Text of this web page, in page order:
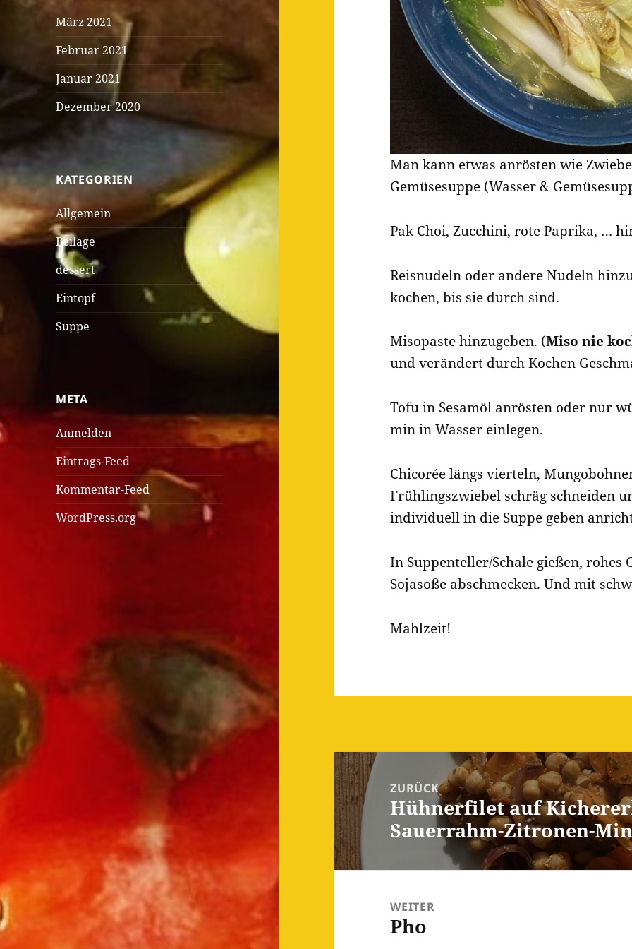
März 2021
Februar 2021
Januar 2021
Dezember 2020
KATEGORIEN
Allgemein
Beilage
dessert
Eintopf
Suppe
META
Anmelden
Eintrags-Feed
Kommentar-Feed
WordPress.org
Man kann etwas anrösten wie
Gemüsesuppe (Wasser &
Pak Choi, Zucchini, rote Paprika, …
Reisnudeln oder andere Nudeln
kochen, bis sie durch sind.
Misopaste hinzugeben. (Miso nie
und verändert durch Kochen
Tofu in Sesamöl anrösten oder nur
min in Wasser einlegen.
Chicorée längs vierteln,
Frühlingszwiebel schräg schneiden
individuell in die Suppe geben
In Suppenteller/Schale gießen, rohes
Sojasoße abschmecken. Und mit
Mahlzeit!
Beitragsnavigation
ZURÜCK
Vorheriger
Beitrag:
Hühnerfilet auf
Sauerrahm-Zitronen-
WEITER
Nächster
Pho